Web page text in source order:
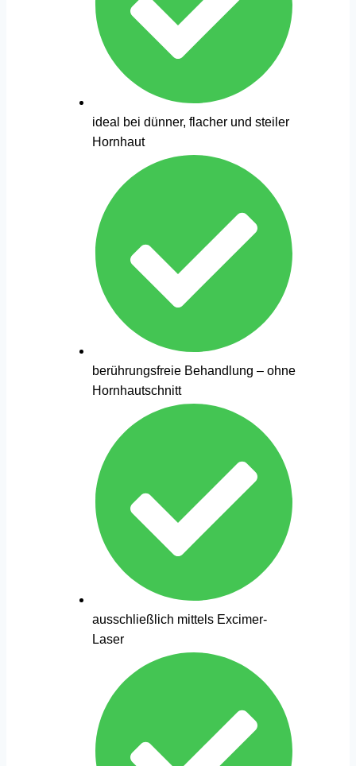
ideal bei dünner, flacher und steiler
Hornhaut
berührungsfreie Behandlung – ohne
Hornhautschnitt
ausschließlich mittels Excimer-
Laser